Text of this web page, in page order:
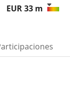
EUR 33 m